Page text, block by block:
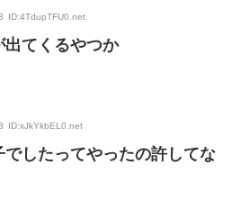
ID:4TdupTFU0.net
出てくるやつか
ID:xJkYkbEL0.net
したってやったの許してな